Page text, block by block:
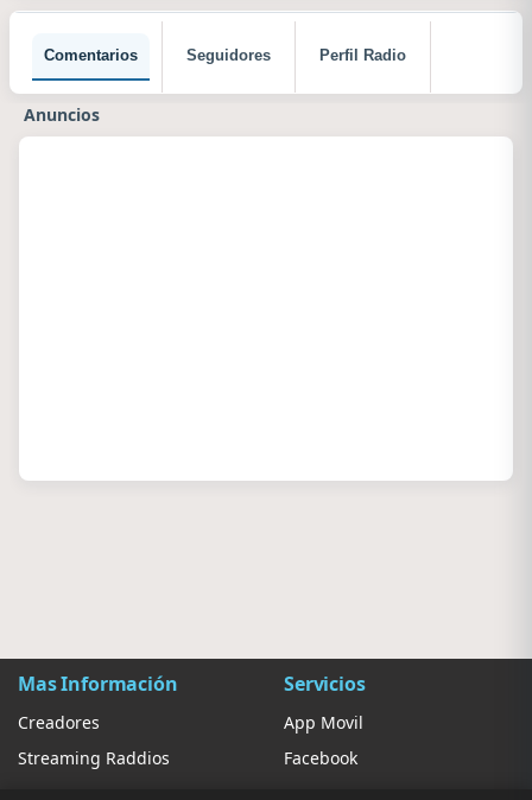
Comentarios Seguidores Perfil Radio
Anuncios
Mas Información
Creadores
Streaming Raddios
Servicios
App Movil
Facebook